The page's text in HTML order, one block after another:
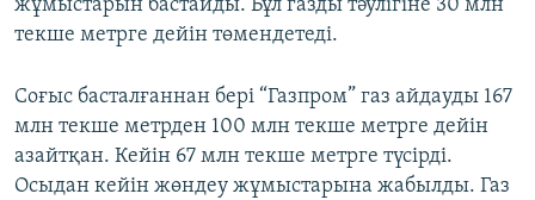
жұмыстарын бастайды. Бұл газды тәулігіне 30 млн
текше метрге дейін төмендетеді.
Соғыс басталғаннан бері “Газпром” газ айдауды 167
млн текше метрден 100 млн текше метрге дейін
азайтқан. Кейін 67 млн текше метрге түсірді.
Осыдан кейін жөндеу жұмыстарына жабылды. Газ